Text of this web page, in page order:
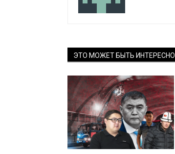
ЭТО МОЖЕТ БЫТЬ ИНТЕРЕСНО